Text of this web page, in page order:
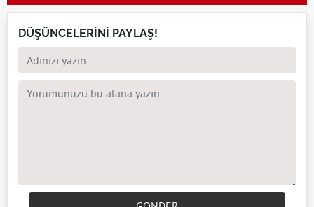
DÜŞÜNCELERİNİ PAYLAŞ!